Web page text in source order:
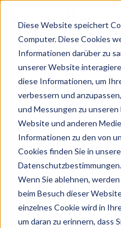
Diese Website speichert
Computer. Diese Cookies
Informationen darüber zu
unserer Website
diese Informationen, um
verbessern und
und Messungen zu
Website und anderen
Informationen zu den von
Cookies finden Sie in
Datenschutzbestimmungen.
Wenn Sie ablehnen,
beim Besuch dieser
einzelnes Cookie wird in
um daran zu erinnern, dass
Suche
Es gibt keine
4.0
Seminar Freie Plätze
Wirksames,
Recruiting